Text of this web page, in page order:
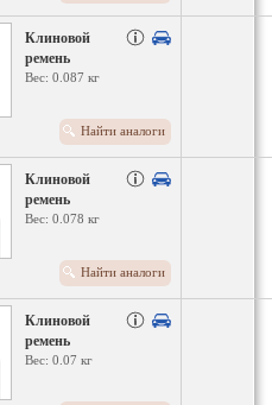
Клиновой
ремень
Вес: 0.087 кг
Найти аналоги
Клиновой
ремень
Вес: 0.078 кг
Найти аналоги
Клиновой
ремень
Вес: 0.07 кг